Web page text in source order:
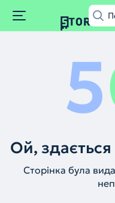
5
Ой,
Сторінка була